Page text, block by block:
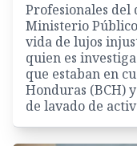
Profesionales del
Ministerio
vida de lujos
quien es
que estaban en
Honduras (BCH)
de lavado de